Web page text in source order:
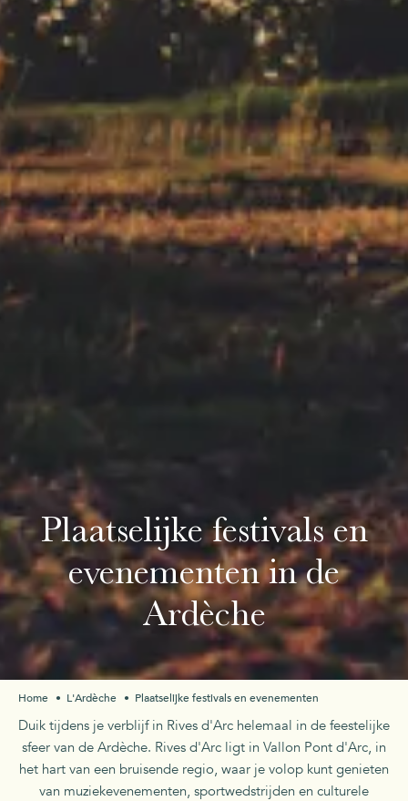
Plaat­se­lijke festivals en
evenementen in de
Ardèche
Home L'Ardèche Plaat­se­lijke festivals en evenementen
Duik tijdens je verblijf in Rives d'Arc helemaal in de feestelijke
sfeer van de Ardèche. Rives d'Arc ligt in Vallon Pont d'Arc, in
het hart van een bruisende regio, waar je volop kunt genieten
van muziekevenementen, sportwedstrijden en culturele